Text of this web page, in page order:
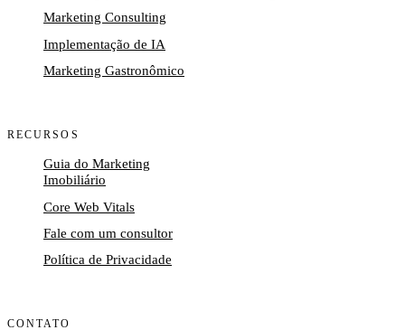
Marketing Consulting
Implementação de IA
Marketing Gastronômico
RECURSOS
Guia do Marketing
Imobiliário
Core Web Vitals
Fale com um consultor
Política de Privacidade
CONTATO